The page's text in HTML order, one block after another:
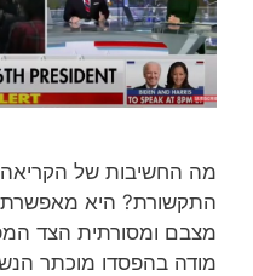
מה החשיבות של
התקשורת? היא
מצבם ומסורתית הצד
מודה בהפסדו מוכתר